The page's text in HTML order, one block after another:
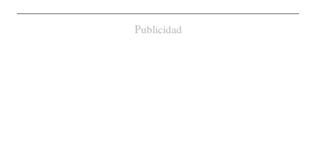
Publicidad